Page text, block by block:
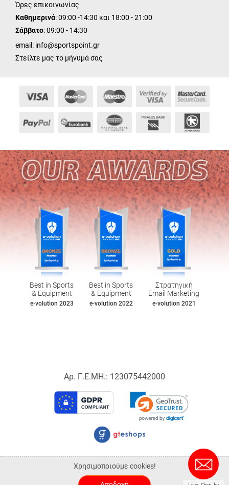
Ώρες επικοινωνίας
Καθημερινά: 09:00 -14:30 και 18:00 - 21:00
Σάββατο: 09:00 - 14:30
email: info@sportspoint.gr
Στείλτε μας το μήνυμά σας
Best in Sports
& Equipment
e-volution 2023
Best in Sports
& Equipment
e-volution 2022
Στρατηγική
Email Marketing
e-volution 2021
Αρ. Γ.Ε.ΜΗ.: 123075442000
© 2026 Sportspoint.gr.
ALL-IN-ONE eCommerce Business Development by Plushost.gr
Χρησιμοποιούμε cookies!